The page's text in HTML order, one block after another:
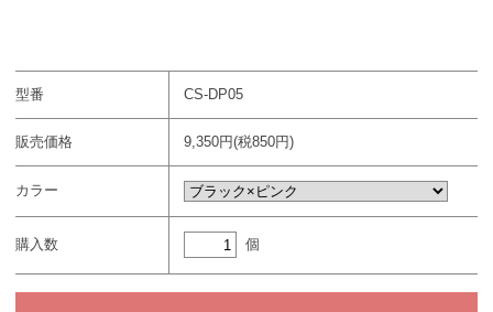
型番 CS-DP05
販売価格 9,350円(税850円)
カラー
購入数 個